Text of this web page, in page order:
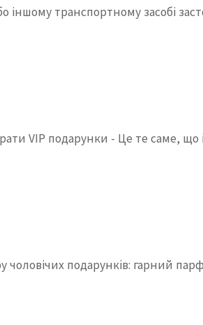
іншому транспортному засобі
VIP подарунки - Це те саме,
чоловічих подарунків: гарний